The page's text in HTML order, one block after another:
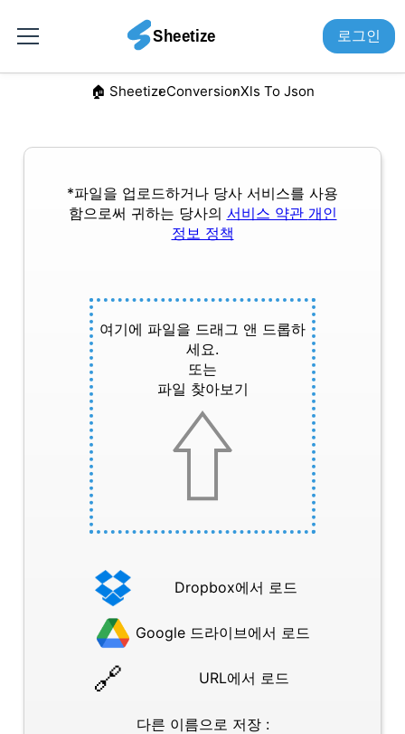
로그인
🏠︎ SheetizeConversionXls To Json
*파일을 업로드하거나 당사 서비스를 사용
함으로써 귀하는 당사의 서비스 약관 개인
정보 정책
여기에 파일을 드래그 앤 드롭하
세요.
또는
파일 찾아보기
Dropbox에서 로드
Google 드라이브에서 로드
URL에서 로드
다른 이름으로 저장 :